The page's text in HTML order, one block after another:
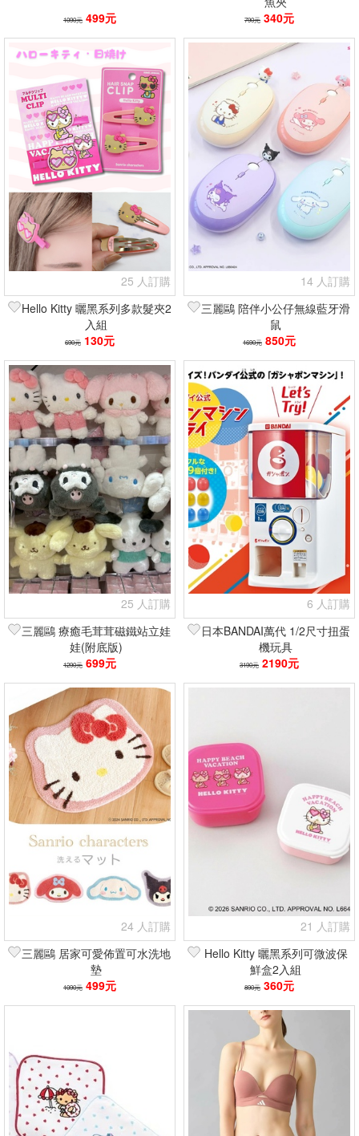
1090元 499元 790元 340元
25 人訂購
Hello Kitty 曬黑系列多款髮夾2
入組
690元 130元
14 人訂購
三麗鷗 陪伴小公仔無線藍牙滑
鼠
1690元 850元
25 人訂購
三麗鷗 療癒毛茸茸磁鐵站立娃
娃(附底版)
1290元 699元
6 人訂購
日本BANDAI萬代 1/2尺寸扭蛋
機玩具
3190元 2190元
24 人訂購
三麗鷗 居家可愛佈置可水洗地
墊
1090元 499元
21 人訂購
Hello Kitty 曬黑系列可微波保
鮮盒2入組
890元 360元